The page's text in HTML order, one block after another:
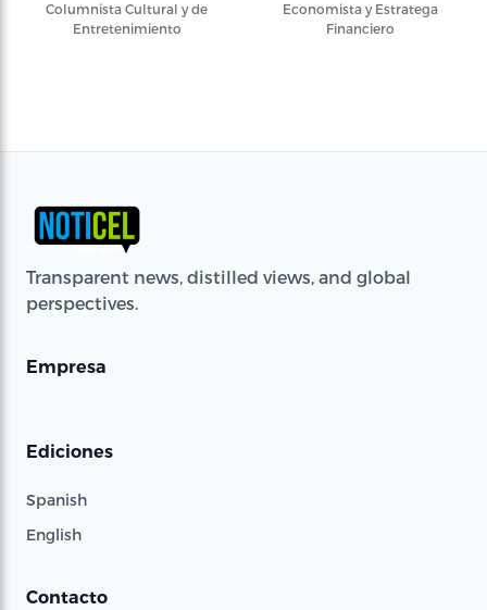
Columnista Cultural y de
Entretenimiento
Economista y Estratega
Financiero
Transparent news, distilled views, and global
perspectives.
Empresa
Ediciones
Spanish
English
Contacto